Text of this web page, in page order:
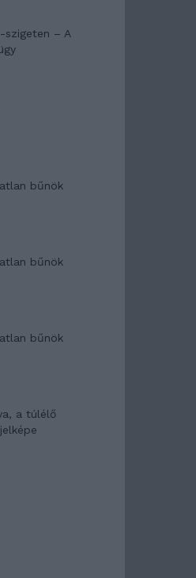
szigeten – A
bűnök
bűnök
bűnök
a túlélő